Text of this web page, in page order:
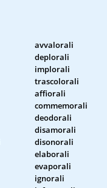
avvalorali
deplorali
implorali
trascolorali
affiorali
commemorali
deodorali
disamorali
disonorali
elaborali
evaporali
ignorali